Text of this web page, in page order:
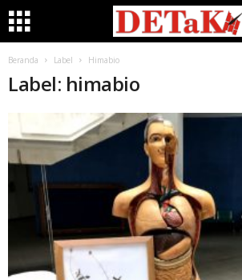
Beranda Label Himabio
Label: himabio